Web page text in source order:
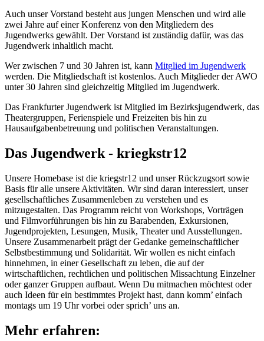
Auch unser Vorstand besteht aus jungen Menschen und wird alle
zwei Jahre auf einer Konferenz von den Mitgliedern des
Jugendwerks gewählt. Der Vorstand ist zuständig dafür, was das
Jugendwerk inhaltlich macht.
Wer zwischen 7 und 30 Jahren ist, kann Mitglied im Jugendwerk
werden. Die Mitgliedschaft ist kostenlos. Auch Mitglieder der AWO
unter 30 Jahren sind gleichzeitig Mitglied im Jugendwerk.
Das Frankfurter Jugendwerk ist Mitglied im Bezirksjugendwerk, das
Theatergruppen, Ferienspiele und Freizeiten bis hin zu
Hausaufgabenbetreuung und politischen Veranstaltungen.
Das Jugendwerk - kriegkstr12
Unsere Homebase ist die kriegstr12 und unser Rückzugsort sowie
Basis für alle unsere Aktivitäten. Wir sind daran interessiert, unser
gesellschaftliches Zusammenleben zu verstehen und es
mitzugestalten. Das Programm reicht von Workshops, Vorträgen
und Filmvorführungen bis hin zu Barabenden, Exkursionen,
Jugendprojekten, Lesungen, Musik, Theater und Ausstellungen.
Unsere Zusammenarbeit prägt der Gedanke gemeinschaftlicher
Selbstbestimmung und Solidarität. Wir wollen es nicht einfach
hinnehmen, in einer Gesellschaft zu leben, die auf der
wirtschaftlichen, rechtlichen und politischen Missachtung Einzelner
oder ganzer Gruppen aufbaut. Wenn Du mitmachen möchtest oder
auch Ideen für ein bestimmtes Projekt hast, dann komm’ einfach
montags um 19 Uhr vorbei oder sprich’ uns an.
Mehr erfahren: